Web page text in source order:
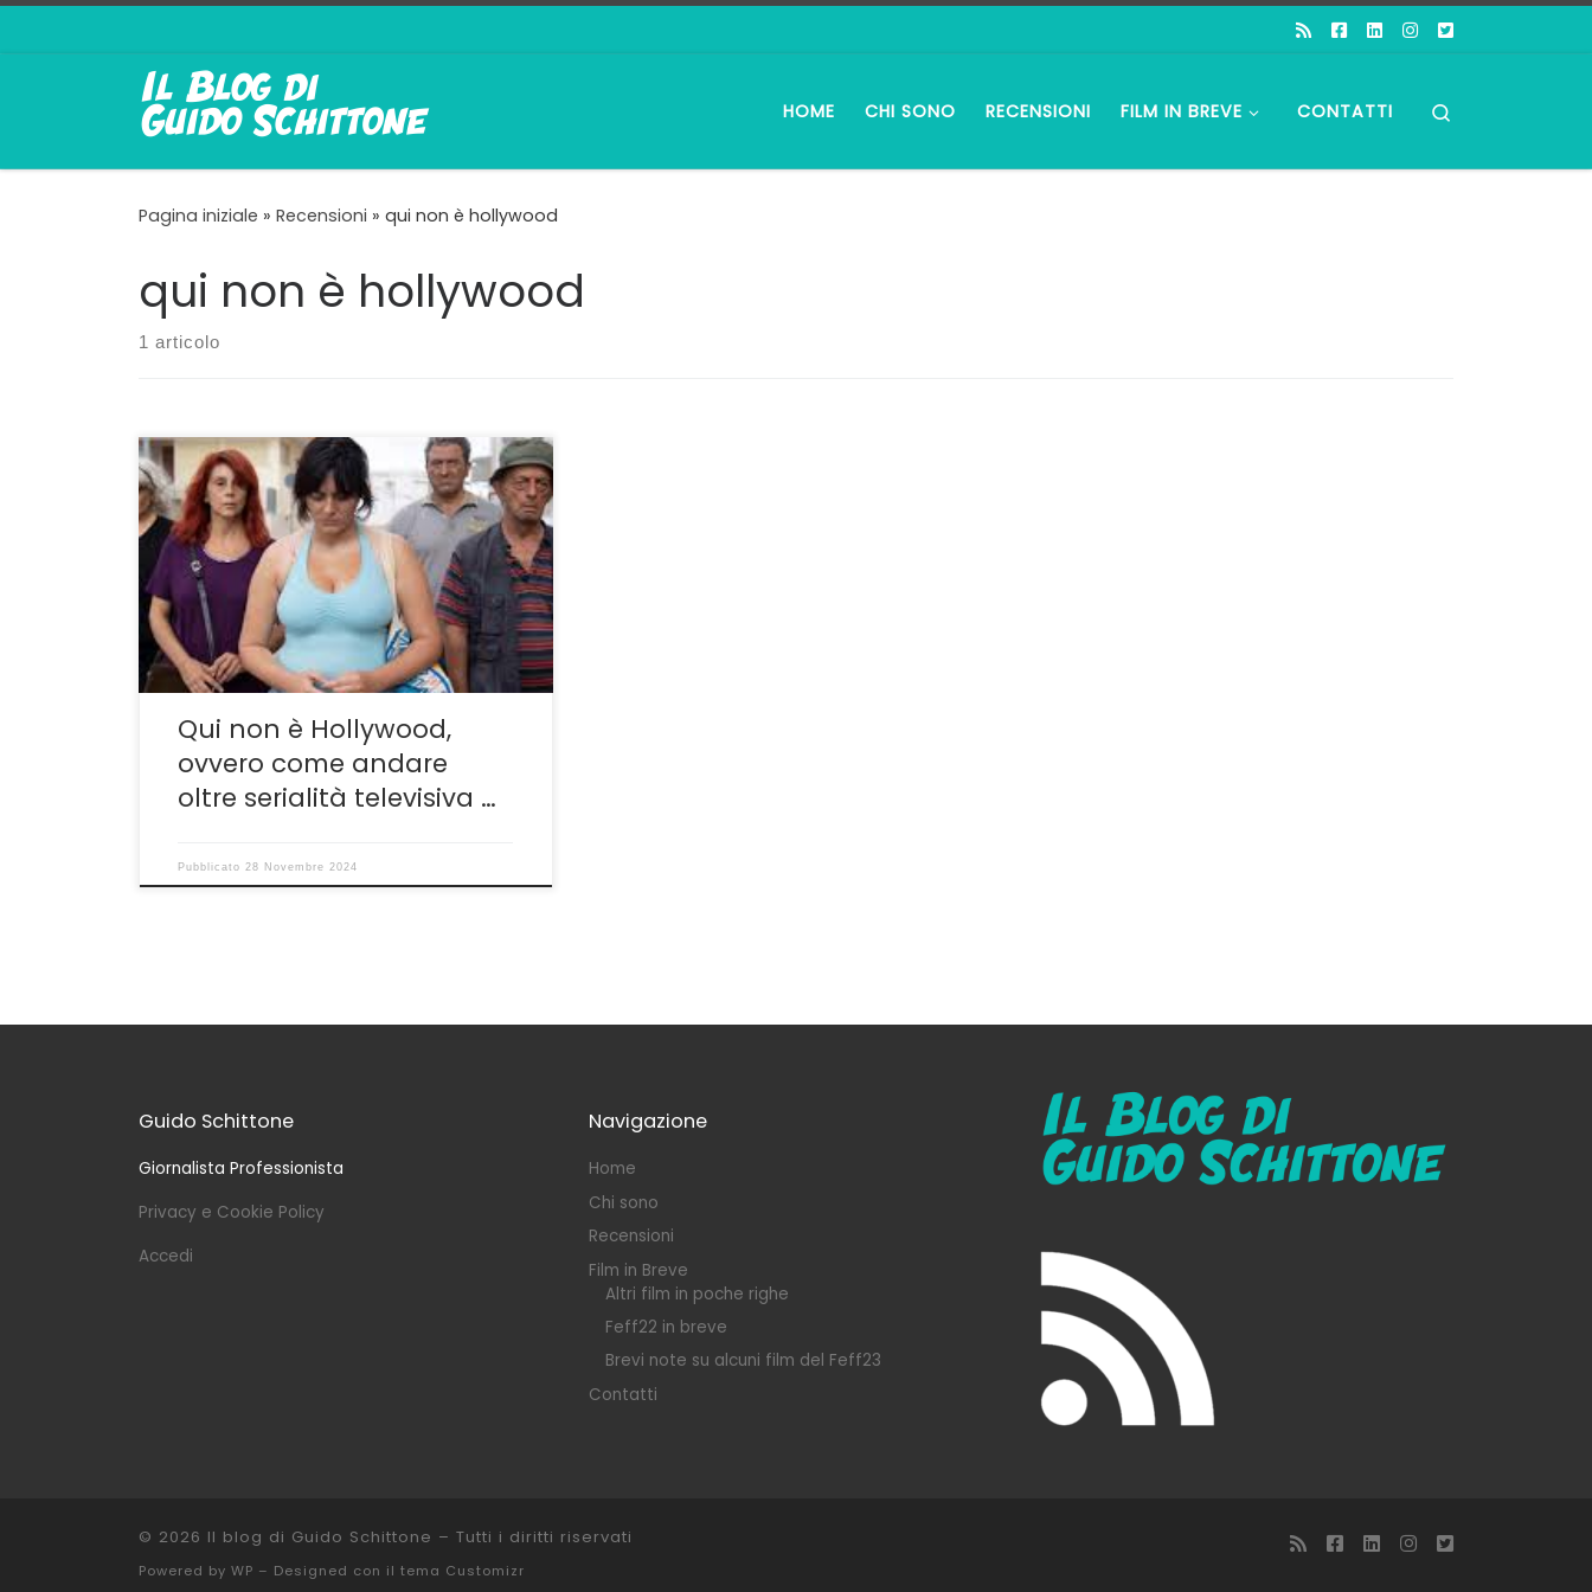
HOME CHI SONO RECENSIONI FILM IN BREVE CONTATTI
Pagina iniziale » Recensioni » qui non è hollywood
qui non è hollywood
1 articolo
Il viaggio di Mezzapesa nell’essenza di una
tragedia Qui non è Hollywood di Pippo
Mezzapesa è qualcosa di più della narrazione
del delitto di Avetrana o di una semplice
serie televisiva su uno dei fatti di cronaca più
pubblicizzati e popolari del XXI secolo italiano.
È un vero e proprio […]
Qui non è Hollywood,
ovvero come andare
oltre serialità televisiva …
Pubblicato 28 Novembre 2024
Guido Schittone
Giornalista Professionista
Privacy e Cookie Policy
Accedi
Navigazione
Home
Chi sono
Recensioni
Film in Breve
Altri film in poche righe
Feff22 in breve
Brevi note su alcuni film del Feff23
Contatti
© 2026 Il blog di Guido Schittone – Tutti i diritti riservati
Powered by WP – Designed con il tema Customizr